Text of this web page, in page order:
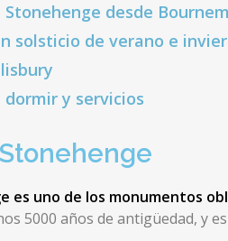
Stonehenge desde
solsticio de verano e
dormir y servicios
es uno de los monumentos
5000 años de antigüedad, y